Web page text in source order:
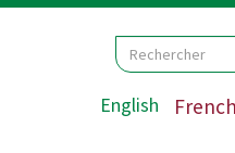
Search
Rechercher
English French